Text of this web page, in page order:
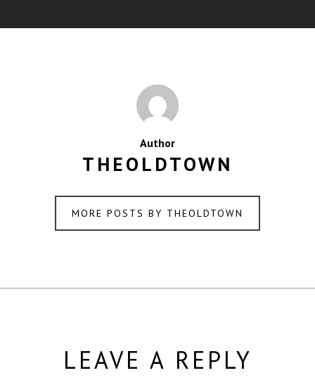
Author
THEOLDTOWN
MORE POSTS BY THEOLDTOWN
LEAVE A REPLY